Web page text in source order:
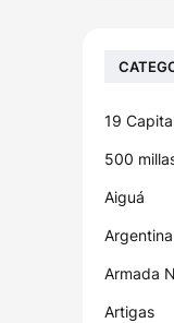
19
500
Aiguá
Argentina
Armada
Artigas